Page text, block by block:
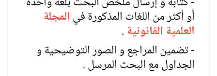
أو أكثر من اللغات المذكورة فيالمجلة
العلمية القانونية.
- تضمين المراجع و الصور التوضيحية و
الجداول مع البحث المرسل .